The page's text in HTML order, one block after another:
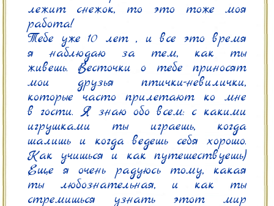
лежит снежок, то это тоже моя
работа!
Тебе уже 10 лет , и все это время
я наблюдаю за тем, как ты
живешь. Весточки о тебе приносят
мои друзья птички-невилички,
которые часто прилетают ко мне
в гости. Я знаю обо всем: с какими
игрушками ты играешь, когда
шалишь и когда ведешь себя хорошо.
Как учишься и как путешествуешь)
Еще я очень радуюсь тому, какая
ты любознательная, и как ты
стремишься узнать этот мир